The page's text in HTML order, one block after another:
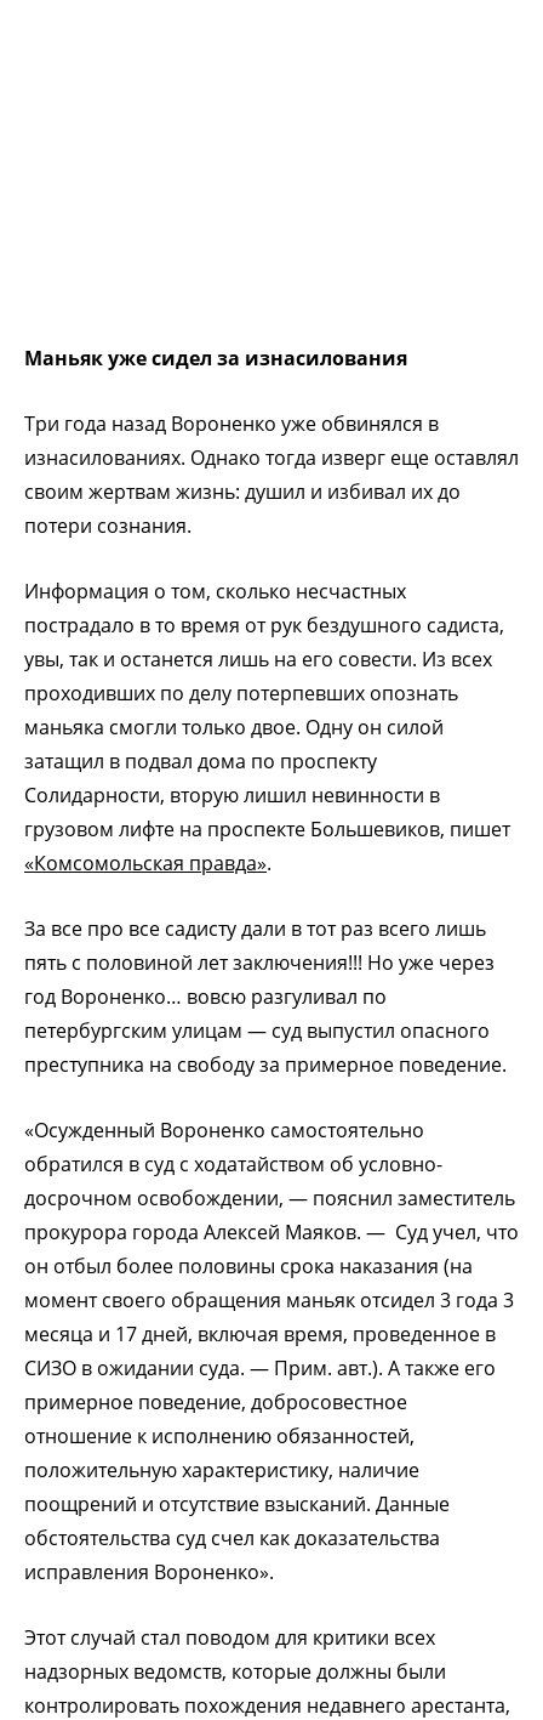
Маньяк уже сидел за изнасилования
Три года назад Вороненко уже обвинялся в
изнасилованиях. Однако тогда изверг еще оставлял
своим жертвам жизнь: душил и избивал их до
потери сознания.
Информация о том, сколько несчастных
пострадало в то время от рук бездушного садиста,
увы, так и останется лишь на его совести. Из всех
проходивших по делу потерпевших опознать
маньяка смогли только двое. Одну он силой
затащил в подвал дома по проспекту
Солидарности, вторую лишил невинности в
грузовом лифте на проспекте Большевиков, пишет
«Комсомольская правда».
За все про все садисту дали в тот раз всего лишь
пять с половиной лет заключения!!! Но уже через
год Вороненко… вовсю разгуливал по
петербургским улицам — суд выпустил опасного
преступника на свободу за примерное поведение.
«Осужденный Вороненко самостоятельно
обратился в суд с ходатайством об условно-
досрочном освобождении, — пояснил заместитель
прокурора города Алексей Маяков. — Суд учел, что
он отбыл более половины срока наказания (на
момент своего обращения маньяк отсидел 3 года 3
месяца и 17 дней, включая время, проведенное в
СИЗО в ожидании суда. — Прим. авт.). А также его
примерное поведение, добросовестное
отношение к исполнению обязанностей,
положительную характеристику, наличие
поощрений и отсутствие взысканий. Данные
обстоятельства суд счел как доказательства
исправления Вороненко».
Этот случай стал поводом для критики всех
надзорных ведомств, которые должны были
контролировать похождения недавнего арестанта,